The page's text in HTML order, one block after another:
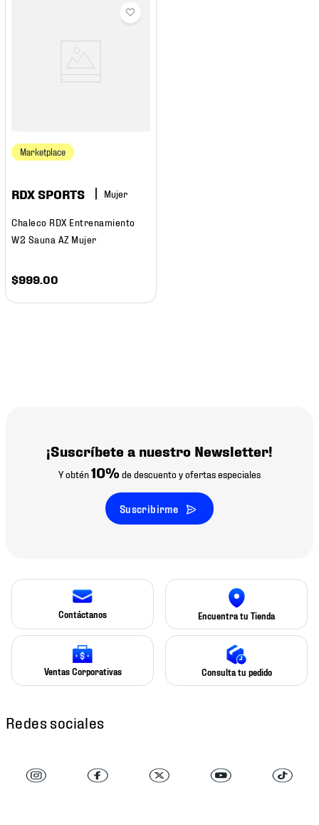
Marketplace
RDX SPORTS Mujer
Chaleco RDX Entrenamiento
W2 Sauna AZ Mujer
$999 .00
¡Suscríbete a nuestro Newsletter!
Y obtén10% de descuento y ofertas especiales
Suscribirme
Contáctanos Encuentra tu Tienda
Ventas Corporativas Consulta tu pedido
Redes sociales